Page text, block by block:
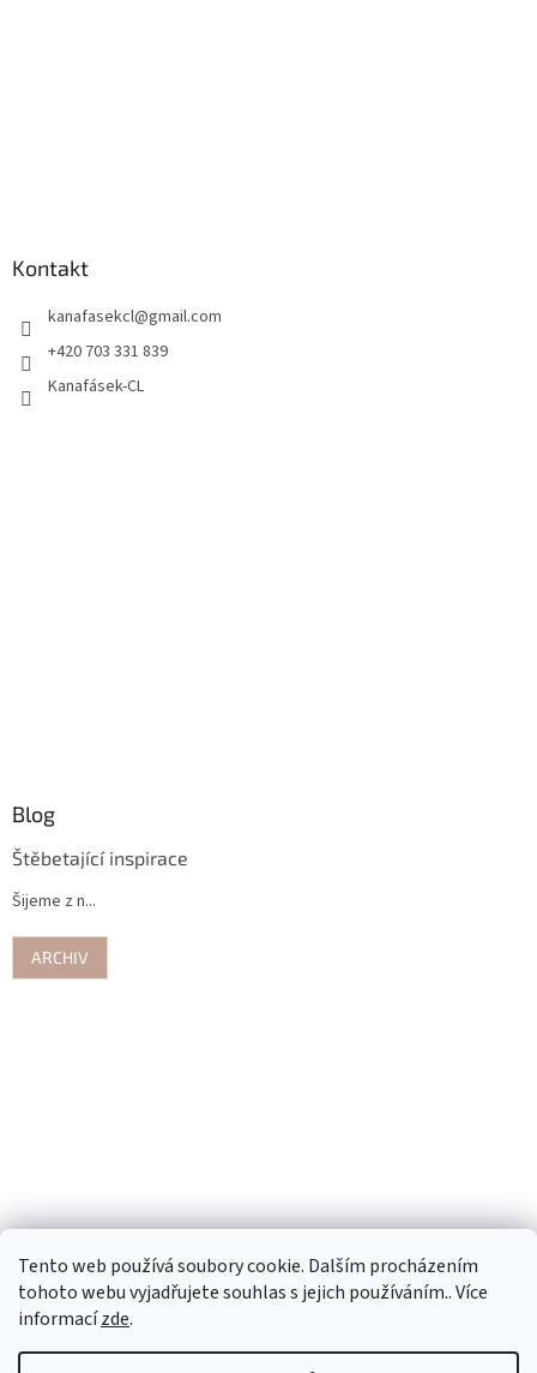
Tento web používá soubory cookie. Dalším procházením
tohoto webu vyjadřujete souhlas s jejich používáním.. Více
informacízde.
Kontakt
kanafasekcl@gmail.com
+420 703 331 839
Kanafásek-CL
Blog
Štěbetající inspirace
Šijeme z n...
ARCHIV